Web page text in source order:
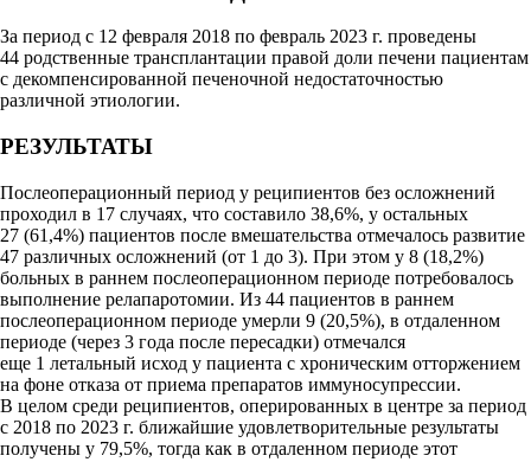
За период с 12 февраля 2018 по февраль 2023 г. проведены
44 родственные трансплантации правой доли печени пациентам
с декомпенсированной печеночной недостаточностью
различной этиологии.
РЕЗУЛЬТАТЫ
Послеоперационный период у реципиентов без осложнений
проходил в 17 случаях, что составило 38,6%, у остальных
27 (61,4%) пациентов после вмешательства отмечалось развитие
47 различных осложнений (от 1 до 3). При этом у 8 (18,2%)
больных в раннем послеоперационном периоде потребовалось
выполнение релапаротомии. Из 44 пациентов в раннем
послеоперационном периоде умерли 9 (20,5%), в отдаленном
периоде (через 3 года после пересадки) отмечался
еще 1 летальный исход у пациента с хроническим отторжением
на фоне отказа от приема препаратов иммуносупрессии.
В целом среди реципиентов, оперированных в центре за период
с 2018 по 2023 г. ближайшие удовлетворительные результаты
получены у 79,5%, тогда как в отдаленном периоде этот